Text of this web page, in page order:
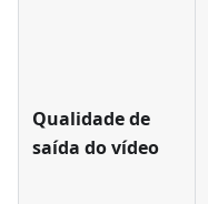
Qualidade de
saída do vídeo